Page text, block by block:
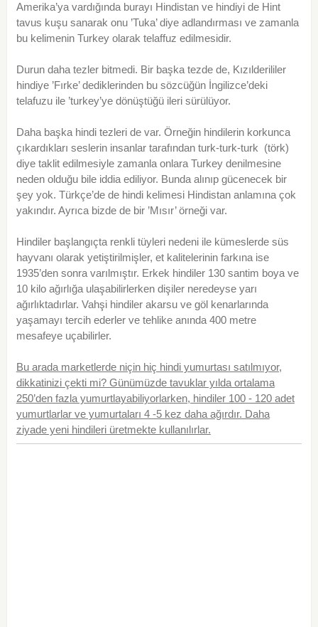
Amerika’ya vardığında burayı Hindistan ve hindiyi de Hint
tavus kuşu sanarak onu ’Tuka’ diye adlandırması ve zamanla
bu kelimenin Turkey olarak telaffuz edilmesidir.
Durun daha tezler bitmedi. Bir başka tezde de, Kızılderililer
hindiye ’Fırke’ dediklerinden bu sözcüğün İngilizce’deki
telafuzu ile ’turkey’ye dönüştüğü ileri sürülüyor.
Daha başka hindi tezleri de var. Örneğin hindilerin korkunca
çıkardıkları seslerin insanlar tarafından turk-turk-turk (törk)
diye taklit edilmesiyle zamanla onlara Turkey denilmesine
neden olduğu bile iddia ediliyor. Bunda alınıp gücenecek bir
şey yok. Türkçe’de de hindi kelimesi Hindistan anlamına çok
yakındır. Ayrıca bizde de bir ’Mısır’ örneği var.
Hindiler başlangıçta renkli tüyleri nedeni ile kümeslerde süs
hayvanı olarak yetiştirilmişler, et kalitelerinin farkına ise
1935’den sonra varılmıştır. Erkek hindiler 130 santim boya ve
10 kilo ağırlığa ulaşabilirlerken dişiler neredeyse yarı
ağırlıktadırlar. Vahşi hindiler akarsu ve göl kenarlarında
yaşamayı tercih ederler ve tehlike anında 400 metre
mesafeye uçabilirler.
Bu arada marketlerde niçin hiç hindi yumurtası satılmıyor,
dikkatinizi çekti mi? Günümüzde tavuklar yılda ortalama
250’den fazla yumurtlayabiliyorlarken, hindiler 100 - 120 adet
yumurtlarlar ve yumurtaları 4 -5 kez daha ağırdır. Daha
ziyade yeni hindileri üretmekte kullanılırlar.